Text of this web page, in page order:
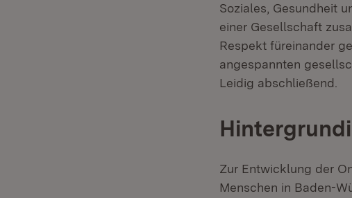
Soziales, Gesundheit
einer Gesellschaft
Respekt füreinander
angespannten
Leidig abschließend.
Zur Entwicklung der
Menschen in Baden-